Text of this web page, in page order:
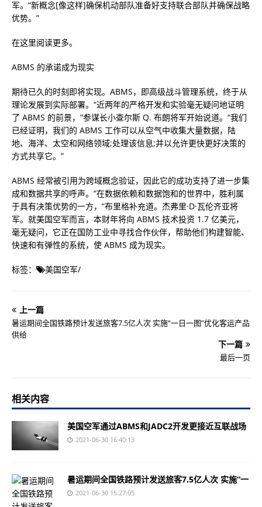
军。“新概念[像这样]确保机动部队准备好支持联合部队并确保战略
优势。”
在这里阅读更多。
ABMS 的承诺成为现实
期待已久的时刻即将实现。ABMS，即高级战斗管理系统，终于从
理论发展到实际部署。“近两年的严格开发和实验毫无疑问地证明
了 ABMS 的前景，”参谋长小查尔斯 Q. 布朗将军开始说道。“我们
已经证明，我们的 ABMS 工作可以从空气中收集大量数据，陆
地、海洋、太空和网络领域;处理该信息;并以允许更快更好决策的
方式共享它。”
ABMS 经常被引用为跨域概念验证，因此它的成功支持了进一步集
成和数据共享的呼声。“在数据依赖和数据饱和的世界中，胜利属
于具有决策优势的一方，”布里格补充道。杰弗里·D·瓦伦齐亚将
军。就美国空军而言，本财年将向 ABMS 技术投资 1.7 亿美元，
毫无疑问，它正在国防工业中寻找合作伙伴，帮助他们构建智能、
快速和有弹性的系统，使 ABMS 成为现实。
标签： 美国空军/
上一篇
暑运期间全国铁路预计发送旅客7.5亿人次 实施“一日一图”优化客运产品
供给
下一篇
最后一页
相关内容
美国空军通过ABMS和JADC2开发更接近互联战场
2021-06-30 16:40:13
暑运期间全国铁路预计发送旅客7.5亿人次 实施“一
2021-06-30 15:27:05